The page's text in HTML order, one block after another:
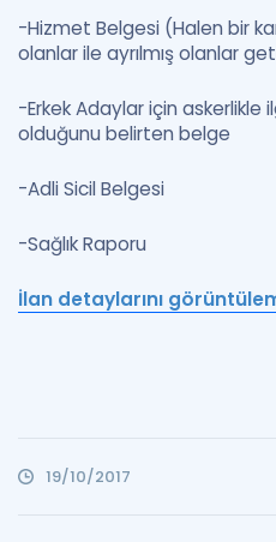
-Hizmet Belgesi (Halen bir
olanlar ile ayrılmış olanlar
-Erkek Adaylar için
olduğunu belirten belge
-Adli Sicil Belgesi
-Sağlık Raporu
İlan detaylarını
19/10/2017